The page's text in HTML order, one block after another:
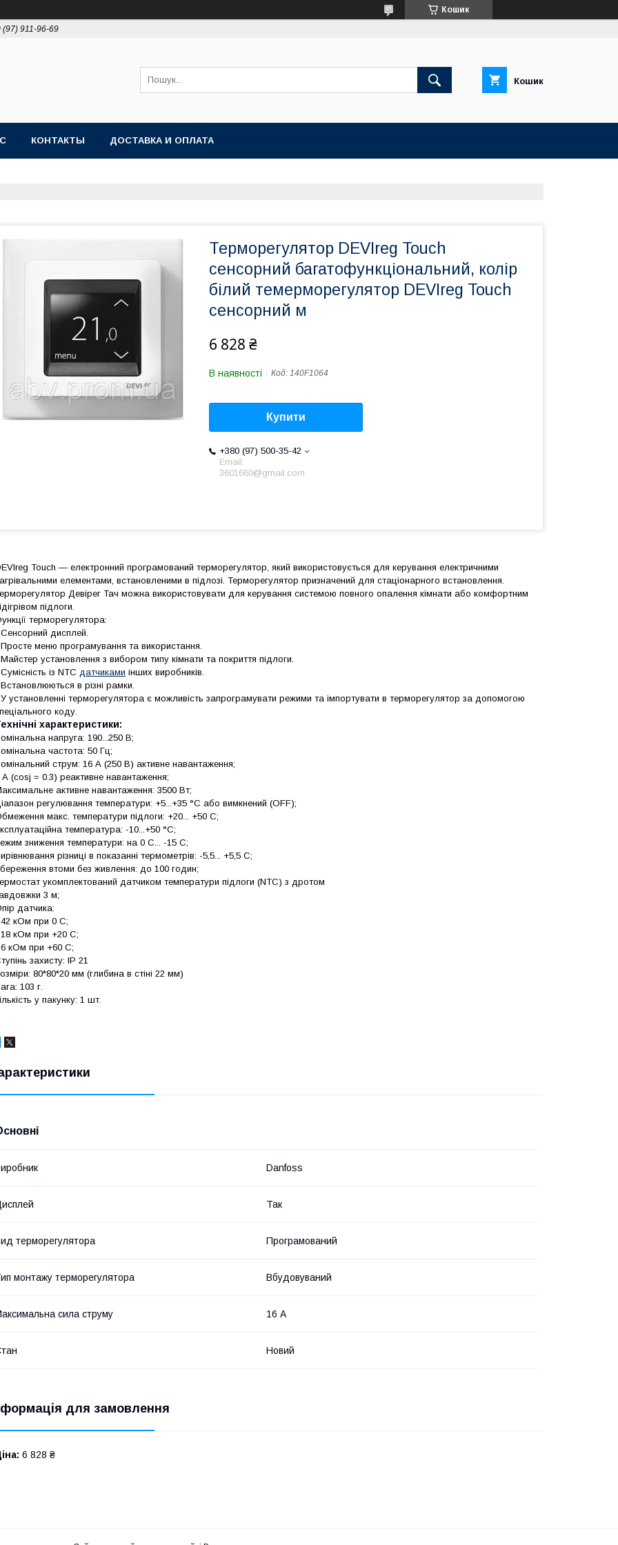
Кошик
(97) 911-96-69
Кошик
КОНТАКТЫ ДОСТАВКА И ОПЛАТА
Терморегулятор DEVIreg Touch
сенсорний багатофункціональний, колір
білий темерморегулятор DEVIreg Touch
сенсорний м
6 828 ₴
В наявності Код: 140F1064
Купити
+380 (97) 500-35-42
Email:
3601660@gmail.com
Touch — електронний програмований терморегулятор, який використовується для керування електричними
елементами, встановленими в підлозі. Терморегулятор призначений для стаціонарного встановлення.
Девірег Тач можна використовувати для керування системою повного опалення кімнати або комфортним
підлоги.
терморегулятора:
дисплей.
меню програмування та використання.
установлення з вибором типу кімнати та покриття підлоги.
із NTC датчиками інших виробників.
в різні рамки.
установленні терморегулятора є можливість запрограмувати режими та імпортувати в терморегулятор за допомогою
коду.
характеристики:
напруга: 190...250 В;
частота: 50 Гц;
струм: 16 А (250 В) активне навантаження;
А (cosj = 0.3) реактивне навантаження;
активне навантаження: 3500 Вт;
регулювання температури: +5...+35 °C або вимкнений (OFF);
макс. температури підлоги: +20... +50 С;
температура: -10...+50 °C;
зниження температури: на 0 С... -15 С;
різниці в показанні термометрів: -5,5... +5,5 С;
втоми без живлення: до 100 годин;
укомплектований датчиком температури підлоги (NTC) з дротом
3 м;
датчика:
кОм при 0 С;
кОм при +20 С;
кОм при +60 С;
захисту: IP 21
80*80*20 мм (глибина в стіні 22 мм)
103 г.
у пакунку: 1 шт.
Danfoss
Так
терморегулятора Програмований
монтажу терморегулятора Вбудовуваний
сила струму 16 А
Новий
для замовлення
6 828 ₴